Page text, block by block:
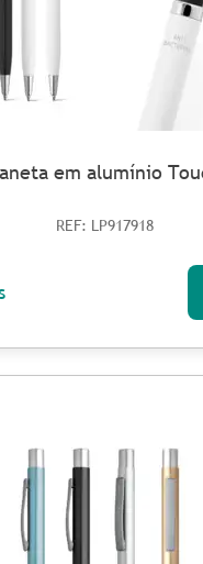
em alumínio
REF: LP917918